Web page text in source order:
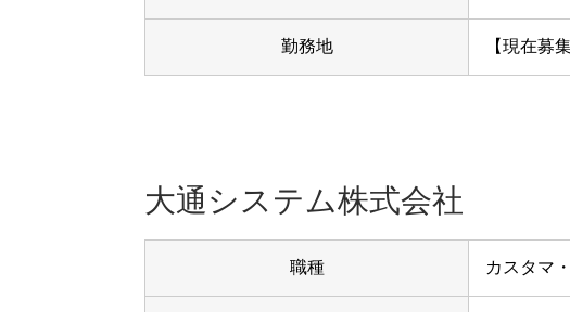
勤務地 【現在募
大通システム株式会社
職種 カスタマ